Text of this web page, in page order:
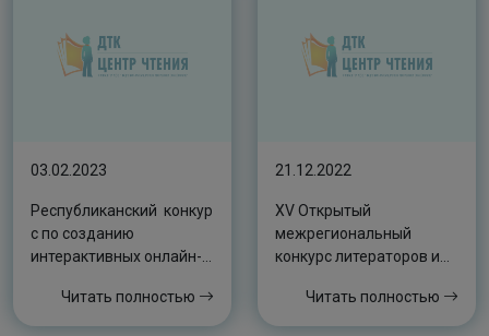
03.02.2023
Республиканский конкур
с по созданию
интерактивных онлайн-
детским книгам-
юбилярам 2023
Читать полностью
21.12.2022
XV Открытый
межрегиональный
конкурс литераторов им.
Читать полностью